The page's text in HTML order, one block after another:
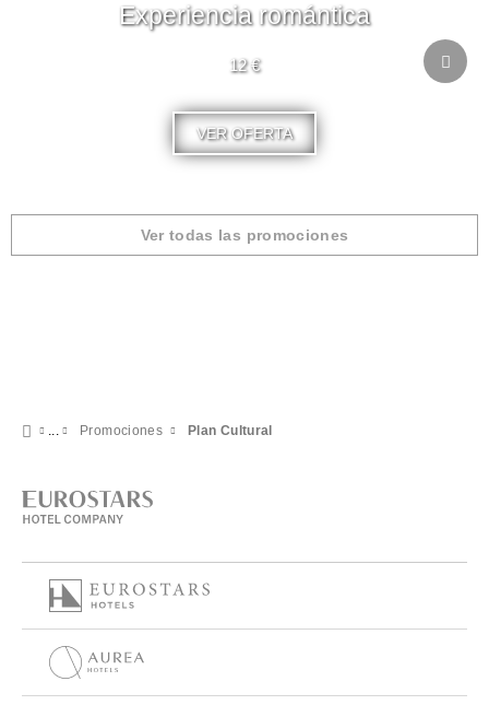
Experiencia romántica
12 €
VER OFERTA
Ver todas las promociones
Promociones Plan Cultural